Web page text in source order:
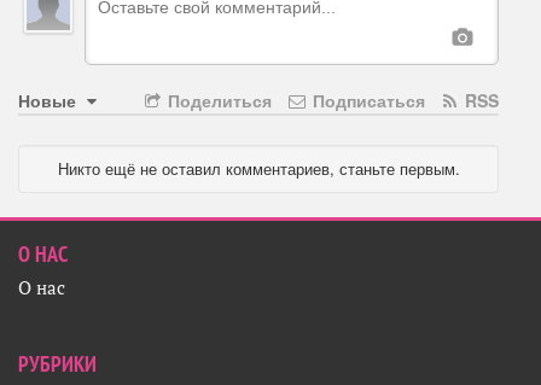
Новые RSS
Подписаться
Поделиться
Никто ещё не оставил комментариев, станьте первым.
О НАС
О нас
РУБРИКИ